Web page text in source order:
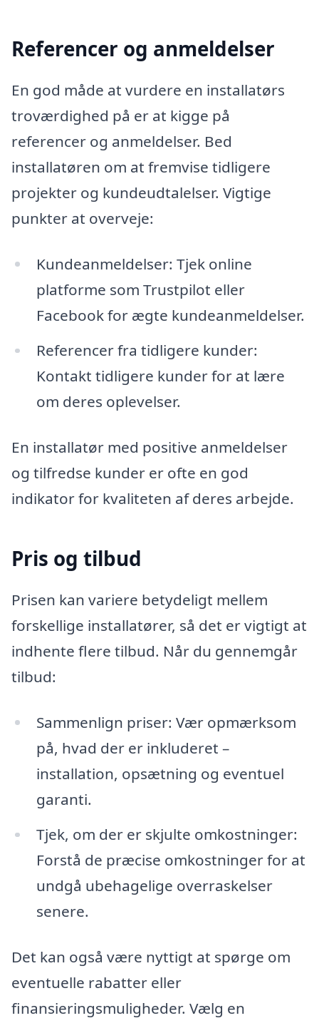
Referencer og anmeldelser
En god måde at vurdere en installatørs
troværdighed på er at kigge på
referencer og anmeldelser. Bed
installatøren om at fremvise tidligere
projekter og kundeudtalelser. Vigtige
punkter at overveje:
Kundeanmeldelser: Tjek online
platforme som Trustpilot eller
Facebook for ægte kundeanmeldelser.
Referencer fra tidligere kunder:
Kontakt tidligere kunder for at lære
om deres oplevelser.
En installatør med positive anmeldelser
og tilfredse kunder er ofte en god
indikator for kvaliteten af deres arbejde.
Pris og tilbud
Prisen kan variere betydeligt mellem
forskellige installatører, så det er vigtigt at
indhente flere tilbud. Når du gennemgår
tilbud:
Sammenlign priser: Vær opmærksom
på, hvad der er inkluderet –
installation, opsætning og eventuel
garanti.
Tjek, om der er skjulte omkostninger:
Forstå de præcise omkostninger for at
undgå ubehagelige overraskelser
senere.
Det kan også være nyttigt at spørge om
eventuelle rabatter eller
finansieringsmuligheder. Vælg en